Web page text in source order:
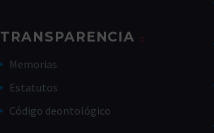
TRANSPARENCIA
Memorias
Estatutos
Código deontológico